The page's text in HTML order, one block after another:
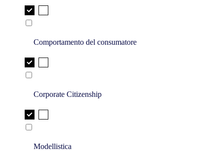
Comportamento del consumatore
Corporate Citizenship
Modellistica